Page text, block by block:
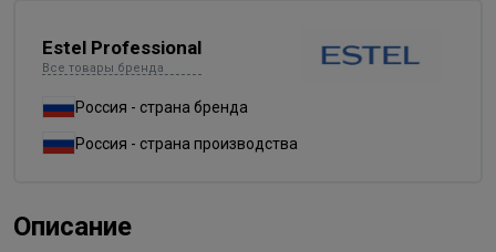
Estel Professional
Все товары бренда
Россия - страна бренда
Россия - страна производства
Описание